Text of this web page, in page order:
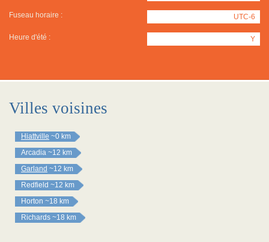
Fuseau horaire : UTC-6
Heure d'été : Y
Villes voisines
Hiattville ~0 km
Arcadia ~12 km
Garland ~12 km
Redfield ~12 km
Horton ~18 km
Richards ~18 km